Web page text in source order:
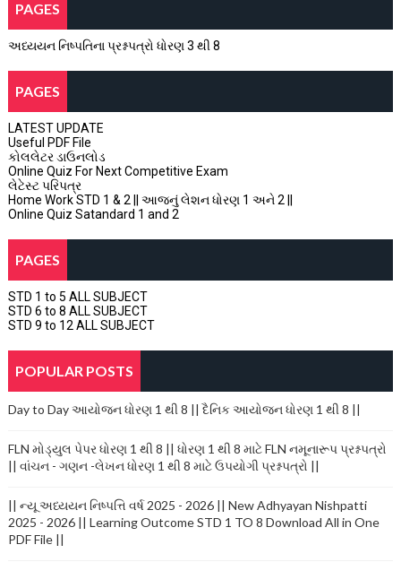
PAGES
અધ્યયન નિષ્પતિના પ્રશ્નપત્રો ધોરણ 3 થી 8
PAGES
LATEST UPDATE
Useful PDF File
કોલલેટર ડાઉનલોડ
Online Quiz For Next Competitive Exam
લેટેસ્ટ પરિપત્ર
Home Work STD 1 & 2 || આજનું લેશન ધોરણ 1 અને 2 ||
Online Quiz Satandard 1 and 2
PAGES
STD 1 to 5 ALL SUBJECT
STD 6 to 8 ALL SUBJECT
STD 9 to 12 ALL SUBJECT
POPULAR POSTS
Day to Day આયોજન ધોરણ 1 થી 8 || દૈનિક આયોજન ધોરણ 1 થી 8 ||
FLN મોડ્યુલ પેપર ધોરણ 1 થી 8 || ધોરણ 1 થી 8 માટે FLN નમૂનારૂપ પ્રશ્નપત્રો
|| વાંચન - ગણન -લેખન ધોરણ 1 થી 8 માટે ઉપયોગી પ્રશ્નપત્રો ||
|| ન્યૂ અધ્યયન નિષ્પત્તિ વર્ષ 2025 - 2026 || New Adhyayan Nishpatti
2025 - 2026 || Learning Outcome STD 1 TO 8 Download All in One
PDF File ||